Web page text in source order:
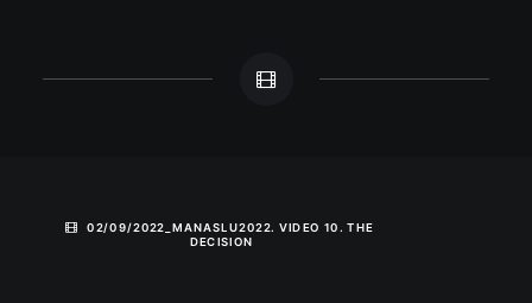
02/09/2022_MANASLU2022. VIDEO 10. THE
DECISION